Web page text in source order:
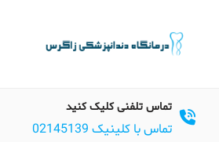
content
تماس تلفنی کلیک کنید
تماس با کلینیک 02145139